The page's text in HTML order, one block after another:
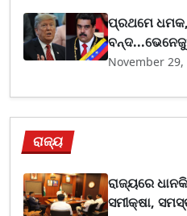
ପ୍ରଥମେ
November 29,
ରାଜ୍ୟ
ରାଜ୍ୟରେ
ସମୀକ୍ଷା,